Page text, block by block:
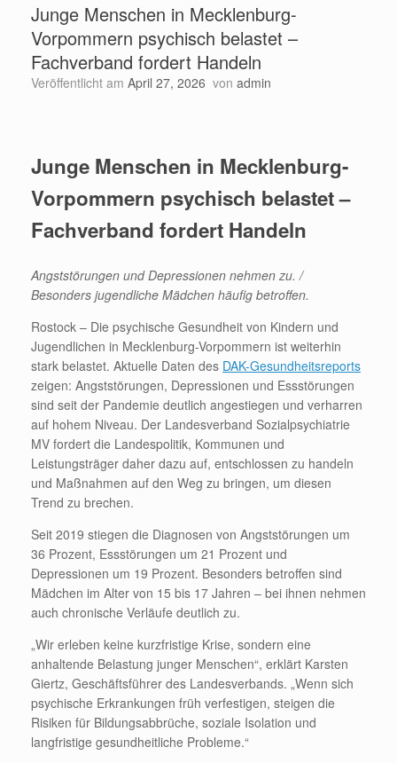
Junge Menschen in Mecklenburg-
Vorpommern psychisch belastet –
Fachverband fordert Handeln
Veröffentlicht am April 27, 2026 von admin
Junge Menschen in Mecklenburg-
Vorpommern psychisch belastet –
Fachverband fordert Handeln
Angststörungen und Depressionen nehmen zu. /
Besonders jugendliche Mädchen häufig betroffen.
Rostock – Die psychische Gesundheit von Kindern und
Jugendlichen in Mecklenburg-Vorpommern ist weiterhin
stark belastet. Aktuelle Daten des DAK-Gesundheitsreports
zeigen: Angststörungen, Depressionen und Essstörungen
sind seit der Pandemie deutlich angestiegen und verharren
auf hohem Niveau. Der Landesverband Sozialpsychiatrie
MV fordert die Landespolitik, Kommunen und
Leistungsträger daher dazu auf, entschlossen zu handeln
und Maßnahmen auf den Weg zu bringen, um diesen
Trend zu brechen.
Seit 2019 stiegen die Diagnosen von Angststörungen um
36 Prozent, Essstörungen um 21 Prozent und
Depressionen um 19 Prozent. Besonders betroffen sind
Mädchen im Alter von 15 bis 17 Jahren – bei ihnen nehmen
auch chronische Verläufe deutlich zu.
„Wir erleben keine kurzfristige Krise, sondern eine
anhaltende Belastung junger Menschen“, erklärt Karsten
Giertz, Geschäftsführer des Landesverbands. „Wenn sich
psychische Erkrankungen früh verfestigen, steigen die
Risiken für Bildungsabbrüche, soziale Isolation und
langfristige gesundheitliche Probleme.“